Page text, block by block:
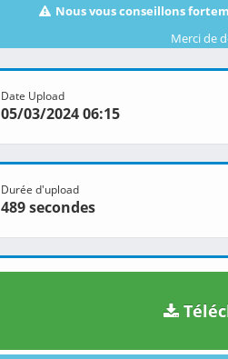
Nous vous conseillons
Merci de
Date Upload
05/03/2024 06:15
Durée d'upload
489 secondes